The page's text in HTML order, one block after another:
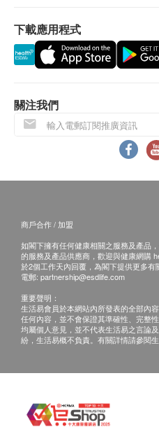
HK$960.0
乙型肝炎測試
乙型肝炎病毒測試
愛滋病毒抗原及抗體
性病篩查
甲狀腺超聲波
睪丸超聲波
只適合男士
HK$1,570.0
HK$1,670.0
人員檢查，方決定是否
若經醫護人員評估後
射，將需支付醫生診症
免責聲明：
所有健康檢查/服務並
途。當閣下身體健康出
諮詢有認可資格的醫生
本服務/產品由商戶
有關此服務/產品的錯
產品而引致的損失、損
網購health.ESDlife概
查詢，須向提供服務之
下載應用程式
關注我們
商戶合作 / 加盟
如閣下擁有任何健康相關之服務及產品
的服務及產品供應商，歡迎與健康網購
於2個工作天內回覆，為閣下提供更多有
電郵: partnership@esdlife.com
重要聲明：
生活易會員於本網站內所發表的全部內
任何內容，並不會保證其準確性、完整
均屬個人意見，並不代表生活易之言論
紛，生活易概不負責。有關詳情請參閱生